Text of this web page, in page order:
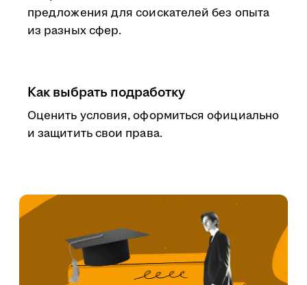
предложения для соискателей без опыта
из разных сфер.
Как выбрать подработку
Оценить условия, оформиться официально
и защитить свои права.